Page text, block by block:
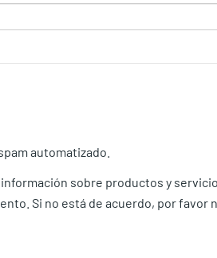
automatizado.
sobre productos y
Si no está de acuerdo, por favor